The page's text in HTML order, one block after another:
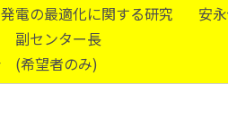
発電の最適化に関する研究 安
副センター長
(希望者のみ)